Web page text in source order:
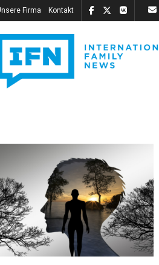
Firma Kontakt